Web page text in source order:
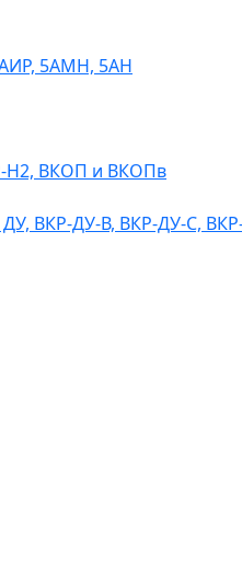
5АМН, 5АН
Н2, ВКОП и ВКОПв
ВКР-ДУ-В, ВКР-ДУ-С,